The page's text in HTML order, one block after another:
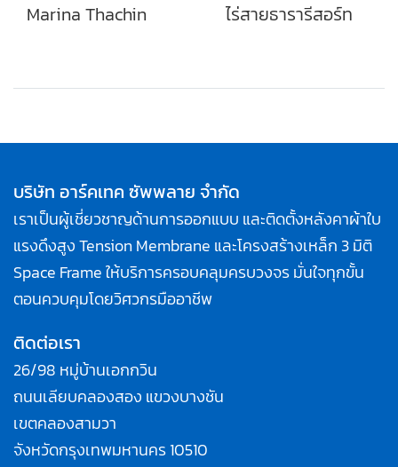
Marina Thachin ไร่สายธารารีสอร์ท
บริษัท อาร์คเทค ซัพพลาย จำกัด
เราเป็นผู้เชี่ยวชาญด้านการออกแบบ และติดตั้งหลังคาผ้าใบ
แรงดึงสูง Tension Membrane และโครงสร้างเหล็ก 3 มิติ
Space Frame ให้บริการครอบคลุมครบวงจร มั่นใจทุกขั้น
ตอนควบคุมโดยวิศวกรมืออาชีพ
ติดต่อเรา
26/98 หมู่บ้านเอกกวิน
ถนนเลียบคลองสอง แขวงบางชัน
เขตคลองสามวา
จังหวัดกรุงเทพมหานคร 10510